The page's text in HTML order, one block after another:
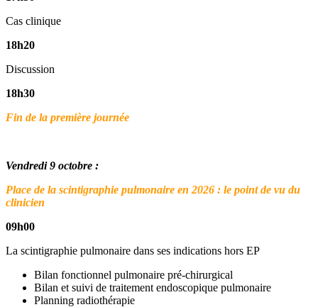
Cas clinique
18h20
Discussion
18h30
Fin de la première journée
Vendredi 9 octobre :
Place de la scintigraphie pulmonaire en 2026 : le point de vu du
clinicien
09h00
La scintigraphie pulmonaire dans ses indications hors EP
Bilan fonctionnel pulmonaire pré-chirurgical
Bilan et suivi de traitement endoscopique pulmonaire
Planning radiothérapie